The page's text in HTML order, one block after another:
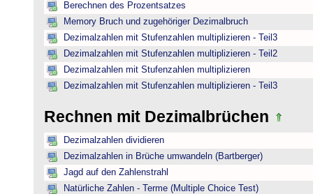
Berechnen des Prozentsatzes
Memory Bruch und zugehöriger Dezimalbruch
Dezimalzahlen mit Stufenzahlen multiplizieren - Teil3
Dezimalzahlen mit Stufenzahlen multiplizieren - Teil2
Dezimalzahlen mit Stufenzahlen multiplizieren
Dezimalzahlen mit Stufenzahlen multiplizieren - Teil3
Rechnen mit Dezimalbrüchen
Dezimalzahlen dividieren
Dezimalzahlen in Brüche umwandeln (Bartberger)
Jagd auf den Zahlenstrahl
Natürliche Zahlen - Terme (Multiple Choice Test)